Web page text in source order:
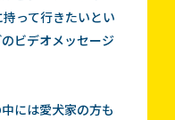
って行きたいとい
ビデオメッセージ
には愛犬家の方も